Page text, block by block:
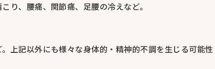
り、腰痛、関節痛、足腰の冷えなど。
上記以外にも様々な身体的・精神的不調を生じる可能性